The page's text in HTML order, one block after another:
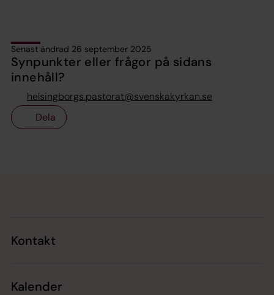
Senast ändrad 26 september 2025
Synpunkter eller frågor på sidans
innehåll?
helsingborgs.pastorat@svenskakyrkan.se
Dela
Kontakt
Kalender